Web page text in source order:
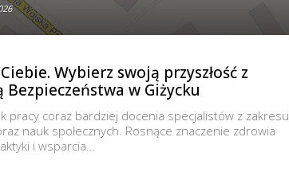
Wybierz swoją przyszłość z
Bezpieczeństwa w Giżycku
pracy coraz bardziej docenia specjalistów z zakresu
nauk społecznych. Rosnące znaczenie zdrowia
i wsparcia...